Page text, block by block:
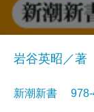
岩谷英昭／著
新潮新書